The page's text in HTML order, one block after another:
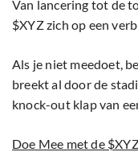
Van lancering tot de
$XYZ zich op een
Als je niet meedoet,
breekt al door de
knock-out klap van
Doe Mee met de